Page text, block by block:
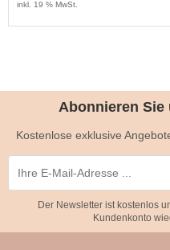
inkl. 19 % MwSt.
Abonnieren Sie
Kostenlose exklusive
Der Newsletter ist kostenlos
Kundenkonto